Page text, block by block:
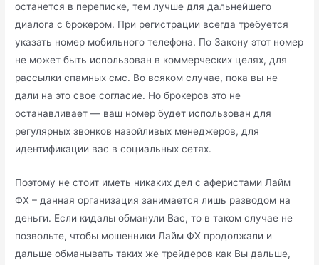
останется в переписке, тем лучше для дальнейшего
диалога с брокером. При регистрации всегда требуется
указать номер мобильного телефона. По Закону этот номер
не может быть использован в коммерческих целях, для
рассылки спамных смс. Во всяком случае, пока вы не
дали на это свое согласие. Но брокеров это не
останавливает — ваш номер будет использован для
регулярных звонков назойливых менеджеров, для
идентификации вас в социальных сетях.
Поэтому не стоит иметь никаких дел с аферистами Лайм
ФХ – данная организация занимается лишь разводом на
деньги. Если кидалы обманули Вас, то в таком случае не
позвольте, чтобы мошенники Лайм ФХ продолжали и
дальше обманывать таких же трейдеров как Вы дальше,